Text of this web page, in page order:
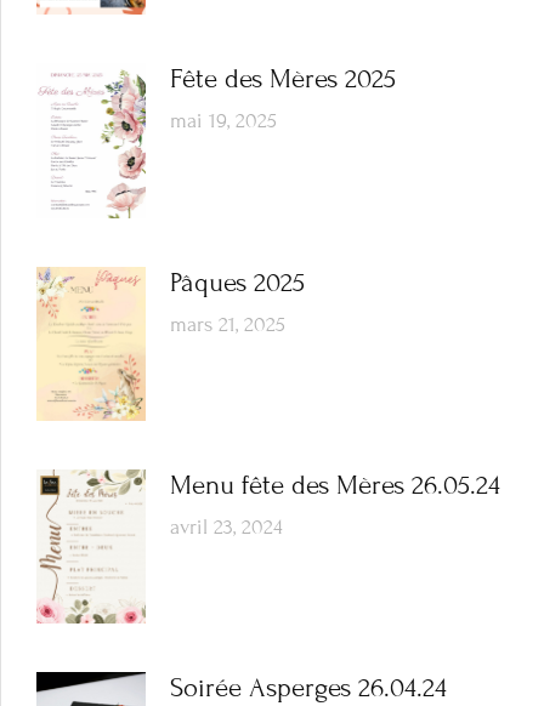
Fête des Mères 2025
mai 19, 2025
Pâques 2025
mars 21, 2025
Menu fête des Mères 26.05.24
avril 23, 2024
Soirée Asperges 26.04.24